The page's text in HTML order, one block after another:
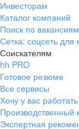
Инвесторам
Каталог компаний
Поиск по
Сетка: соцсеть для
Соискателям
hh PRO
Готовое резюме
Все сервисы
Хочу у вас работать
Производственный
Экспертная